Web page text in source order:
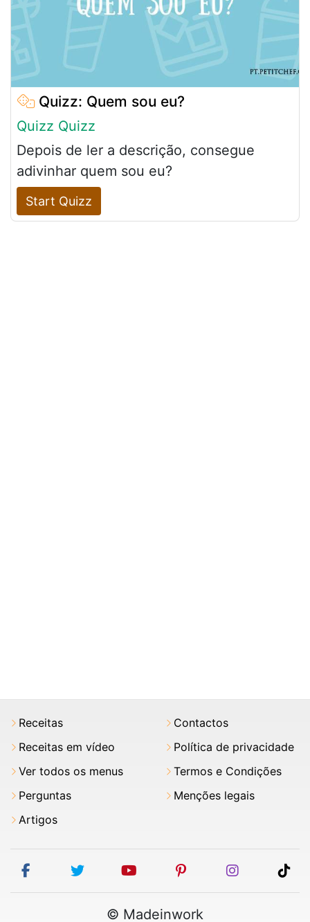
Quizz: Quem sou eu?
Quizz Quizz
Depois de ler a descrição, consegue
adivinhar quem sou eu?
Start Quizz
Receitas
Receitas em vídeo
Ver todos os menus
Perguntas
Artigos
Contactos
Política de privacidade
Termos e Condições
Menções legais
facebooktwitter youtubepinterestinstagram
© Madeinwork